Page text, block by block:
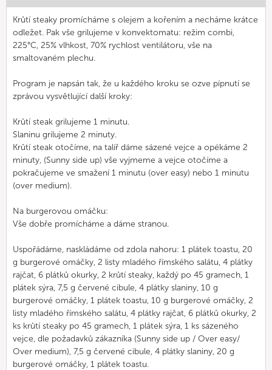
Krůtí steaky promícháme s olejem a kořením a necháme krátce
odležet. Pak vše grilujeme v konvektomatu: režim combi,
225°C, 25% vlhkost, 70% rychlost ventilátoru, vše na
smaltovaném plechu.
Program je napsán tak, že u každého kroku se ozve pípnutí se
zprávou vysvětlující další kroky:
Krůtí steak grilujeme 1 minutu.
Slaninu grilujeme 2 minuty.
Krůtí steak otočíme, na talíř dáme sázené vejce a opékáme 2
minuty, (Sunny side up) vše vyjmeme a vejce otočíme a
pokračujeme ve smažení 1 minutu (over easy) nebo 1 minutu
(over medium).
Na burgerovou omáčku:
Vše dobře promícháme a dáme stranou.
Uspořádáme, naskládáme od zdola nahoru: 1 plátek toastu, 20
g burgerové omáčky, 2 listy mladého římského salátu, 4 plátky
rajčat, 6 plátků okurky, 2 krůtí steaky, každý po 45 gramech, 1
plátek sýra, 7,5 g červené cibule, 4 plátky slaniny, 10 g
burgerové omáčky, 1 plátek toastu, 10 g burgerové omáčky, 2
listy mladého římského salátu, 4 plátky rajčat, 6 plátků okurky, 2
ks krůtí steaky po 45 gramech, 1 plátek sýra, 1 ks sázeného
vejce, dle požadavků zákazníka (Sunny side up / Over easy/
Over medium), 7,5 g červené cibule, 4 plátky slaniny, 20 g
burgerové omáčky, 1 plátek toastu.